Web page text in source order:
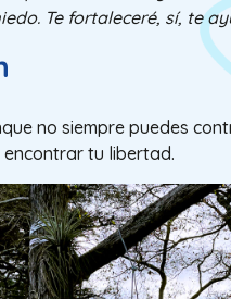
Te fortaleceré, sí, te
no siempre puedes
tu libertad.